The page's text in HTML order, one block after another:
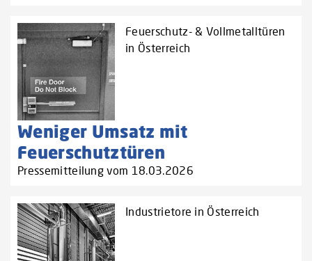
Feuerschutz- & Vollmetalltüren
in Österreich
Weniger Umsatz mit
Feuerschutztüren
Pressemitteilung vom 18.03.2026
Industrietore in Österreich